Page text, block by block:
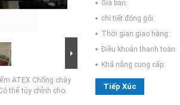
ATEX Chống cháy
thể tùy chỉnh cho
Giá bán:
chi tiết đóng gói:
Thời gian giao hàng:
Điều khoản thanh toán:
Khả năng cung cấp:
Tiếp Xúc